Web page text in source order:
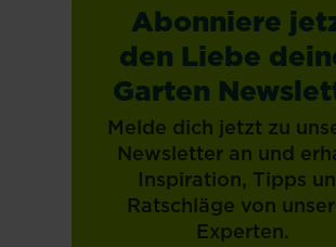
Abonniere
den Liebe
Garten
Melde dich jetzt zu
Newsletter an und
Inspiration, Tipps
Ratschläge von
Experten.